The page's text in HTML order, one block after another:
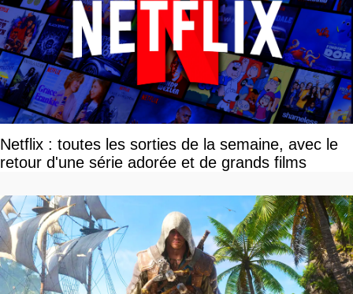
Netflix : toutes les sorties de la semaine, avec le
retour d'une série adorée et de grands films